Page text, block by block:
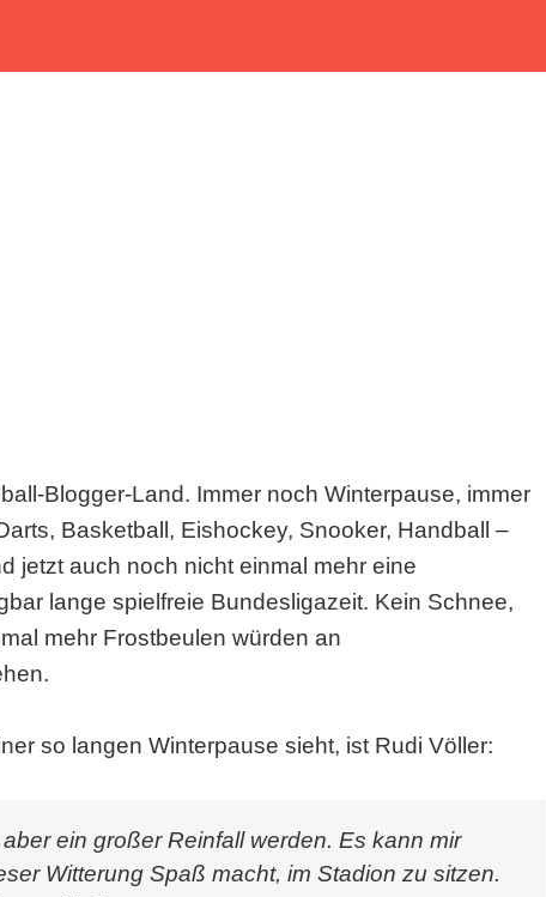
Blogger-Land. Immer noch Winterpause, immer
Basketball, Eishockey, Snooker, Handball –
jetzt auch noch nicht einmal mehr eine
lange spielfreie Bundesligazeit. Kein Schnee,
mehr Frostbeulen würden an
so langen Winterpause sieht, ist Rudi Völler:
ein großer Reinfall werden. Es kann mir
Witterung Spaß macht, im Stadion zu sitzen.